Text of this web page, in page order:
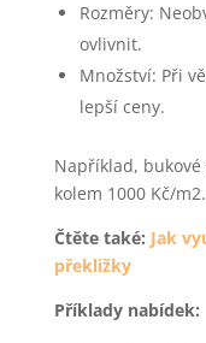
Rozměry:
ovlivnit.
Množství: Při
lepší ceny.
Například,
kolem 1000 Kč/m2.
Čtěte také: Jak
překližky
Příklady nabídek: